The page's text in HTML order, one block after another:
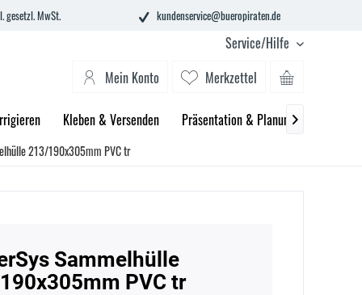
gesetzl. MwSt. kundenservice@bueropiraten.de
Service/Hilfe
Merkzettel
Mein Konto
Kleben & Versenden Präsentation & Planung
213/190x305mm PVC tr
Sammelhülle
PVC tr